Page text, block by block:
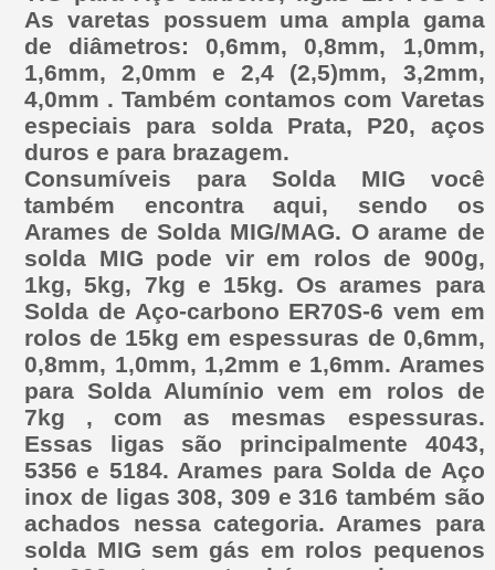
As varetas possuem uma ampla gama
de diâmetros: 0,6mm, 0,8mm, 1,0mm,
1,6mm, 2,0mm e 2,4 (2,5)mm, 3,2mm,
4,0mm . Também contamos com Varetas
especiais para solda Prata, P20, aços
duros e para brazagem.
Consumíveis para Solda MIG você
também encontra aqui, sendo os
Arames de Solda MIG/MAG. O arame de
solda MIG pode vir em rolos de 900g,
1kg, 5kg, 7kg e 15kg. Os arames para
Solda de Aço-carbono ER70S-6 vem em
rolos de 15kg em espessuras de 0,6mm,
0,8mm, 1,0mm, 1,2mm e 1,6mm. Arames
para Solda Alumínio vem em rolos de
7kg , com as mesmas espessuras.
Essas ligas são principalmente 4043,
5356 e 5184. Arames para Solda de Aço
inox de ligas 308, 309 e 316 também são
achados nessa categoria. Arames para
solda MIG sem gás em rolos pequenos